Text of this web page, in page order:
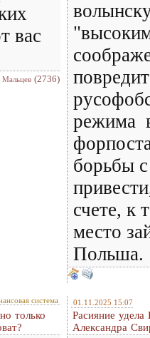
вас
Мальцев (2736)
режима
борьбы
счете, к
место
Польша.
система
только
01.11.2025 15:07
Расияние
Александра